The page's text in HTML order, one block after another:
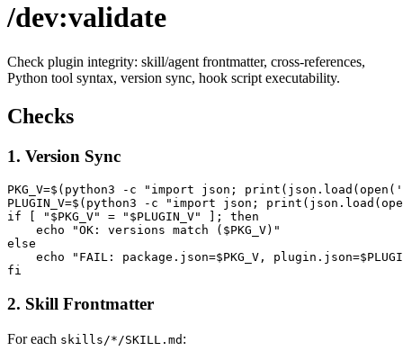
/dev:validate
Check plugin integrity: skill/agent frontmatter, cross-references,
Python tool syntax, version sync, hook script executability.
Checks
1. Version Sync
PKG_V=$(python3 -c "import json;
PLUGIN_V=$(python3 -c "import json;
if [ "$PKG_V" = "$PLUGIN_V" ]; then
    echo "OK: versions match ($PKG_V)"
else
echo "FAIL: package.json=$PKG_V,
2. Skill Frontmatter
For each skills/*/SKILL.md :